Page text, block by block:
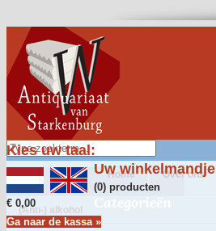
Kies uw taal:
Uw winkelmandje
(0) producten
€ 0,00
Ga naar de kassa »
Home Over ons
Categorieën
(Anti-) alkohol